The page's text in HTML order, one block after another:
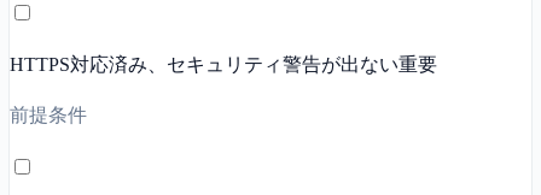
HTTPS対応済み、セキュリティ警告が出ない重要
前提条件